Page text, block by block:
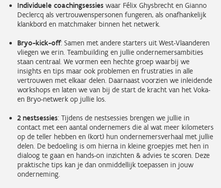
Individuele coachingsessies waar Félix Ghysbrecht en Gianno
Declercq als vertrouwenspersonen fungeren, als onafhankelijk
klankbord en matchmaker binnen het netwerk.
Bryo-kick-off: Samen met andere starters uit West-Vlaanderen
vliegen we erin. Teambuilding en jullie ondernemersambities
staan centraal. We vormen een hechte groep waarbij we
insights en tips maar ook problemen en frustraties in alle
vertrouwen met elkaar delen. Daarnaast voorzien we inleidende
workshops en laten we van bij de start de kracht van het Voka-
en Bryo-netwerk op jullie los.
2 nestsessies: Tijdens de nestsessies brengen we jullie in
contact met een aantal ondernemers die al wat meer kilometers
op de teller hebben en (kort) hun ondernemersverhaal met jullie
delen. De bedoeling is om hierna in kleine groepjes met hen in
dialoog te gaan en hands-on inzichten & advies te scoren. Deze
praktische tips kan je dan onmiddellijk toepassen in jouw
onderneming.